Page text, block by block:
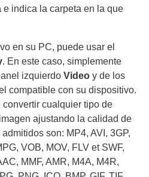
e indica la carpeta en la que
en su PC, puede usar el
. En este caso, simplemente
izquierdo Video y de los
compatible con su dispositivo.
cualquier tipo de
ajustando la calidad de
son: MP4, AVI, 3GP,
VOB, MOV, FLV et SWF,
MMF, AMR, M4A, M4R,